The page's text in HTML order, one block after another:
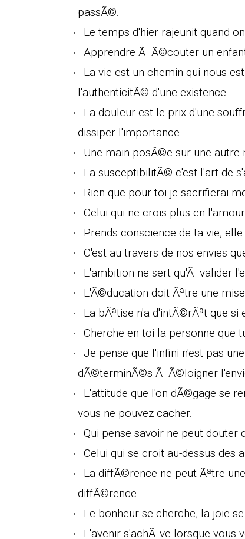
passÃ©.
Le temps d'hier rajeunit quand
Apprendre Ã Ã©couter un
La vie est un chemin qui nous
l'authenticitÃ© d'une existence.
La douleur est le prix d'une
dissiper l'importance.
Une main posÃ©e sur une autre
La susceptibilitÃ© c'est l'art de
Rien que pour toi je sacrifierai
Celui qui ne crois plus en
Prends conscience de ta vie,
C'est au travers de nos envies
L'ambition ne sert qu'Ã valider
L'Ã©ducation doit Ãªtre une
La bÃªtise n'a d'intÃ©rÃªt que si
Cherche en toi la personne que
Je pense que l'infini n'est pas
dÃ©terminÃ©s Ã Ã©loigner
L'attitude que l'on dÃ©gage se
vous ne pouvez cacher.
Qui pense savoir ne peut douter
Celui qui se croit au-dessus des
La diffÃ©rence ne peut Ãªtre
diffÃ©rence.
Le bonheur se cherche, la joie
L'avenir s'achÃ¨ve lorsque